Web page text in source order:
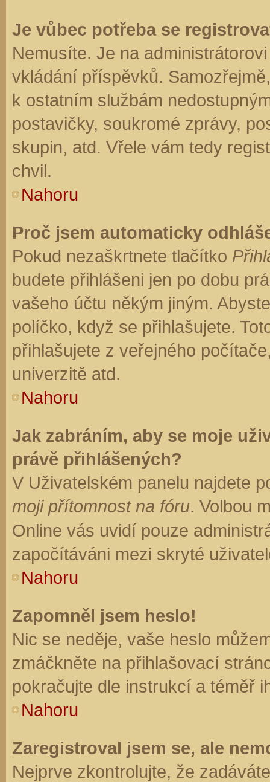
Je vůbec potřeba se
Nemusíte. Je na
vkládání příspěvků.
k ostatním službám
postavičky, soukromé zprávy,
skupin, atd. Vřele vám tedy
chvil.
Nahoru
Proč jsem automaticky
Pokud nezaškrtnete tlačítko
budete přihlášeni jen po dobu
vašeho účtu někým jiným.
políčko, když se přihlašujete.
přihlašujete z veřejného
univerzitě atd.
Nahoru
Jak zabráním, aby se moje
právě přihlášených?
V Uživatelském panelu najdete
moji přítomnost na fóru. Volbou
Online vás uvidí pouze
započítáváni mezi skryté
Nahoru
Zapomněl jsem heslo!
Nic se neděje, vaše heslo
zmáčkněte na přihlašovací
pokračujte dle instrukcí a téměř
Nahoru
Zaregistroval jsem se, ale
Nejprve zkontrolujte, že